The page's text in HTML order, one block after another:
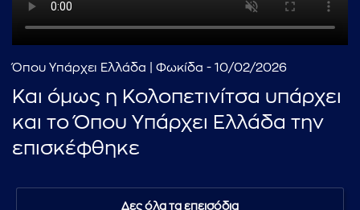
Όπου Υπάρχει Ελλάδα | Φωκίδα - 10/02/2026
Και όμως η Κολοπετινίτσα υπάρχει
και το Όπου Υπάρχει Ελλάδα την
επισκέφθηκε
Δες όλα τα επεισόδια